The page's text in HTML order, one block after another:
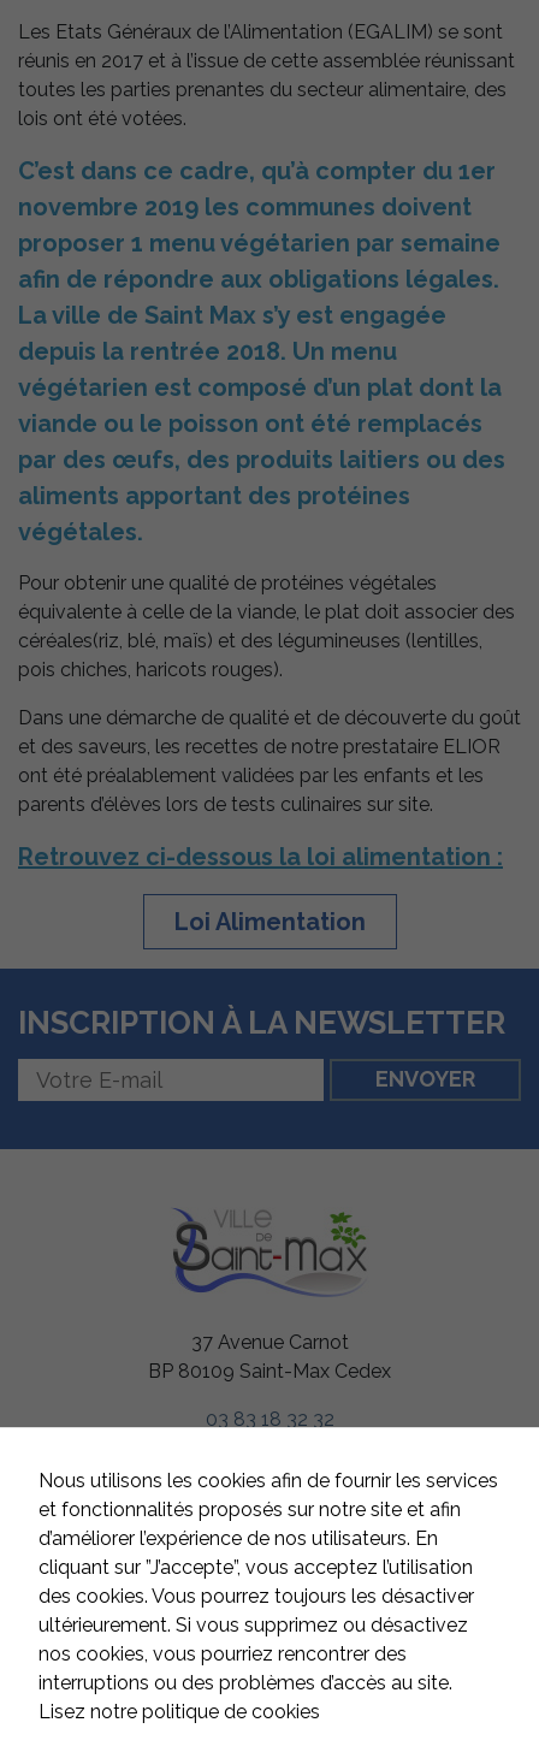
Les Etats Généraux de l’Alimentation (EGALIM) se sont
réunis en 2017 et à l’issue de cette assemblée réunissant
toutes les parties prenantes du secteur alimentaire, des
lois ont été votées.
C’est dans ce cadre, qu’à compter du 1er
novembre 2019 les communes doivent
proposer 1 menu végétarien par semaine
afin de répondre aux obligations légales.
La ville de Saint Max s’y est engagée
depuis la rentrée 2018. Un menu
végétarien est composé d’un plat dont la
viande ou le poisson ont été remplacés
par des œufs, des produits laitiers ou des
aliments apportant des protéines
végétales.
Pour obtenir une qualité de protéines végétales
équivalente à celle de la viande, le plat doit associer des
céréales(riz, blé, maïs) et des légumineuses (lentilles,
pois chiches, haricots rouges).
Dans une démarche de qualité et de découverte du goût
et des saveurs, les recettes de notre prestataire ELIOR
ont été préalablement validées par les enfants et les
parents d’élèves lors de tests culinaires sur site.
Retrouvez ci-dessous la loi alimentation :
Loi Alimentation
INSCRIPTION À LA NEWSLETTER
37 Avenue Carnot
BP 80109 Saint-Max Cedex
03 83 18 32 32
HORAIRES
Du lundi au jeudi
de 8h à 12h et de 13h à 17h
Le vendredi
de 8h à 12h et de 13h à 16h
Samedi et dimanche
fermé
CONTACT
Nous utilisons les cookies afin de fournir les services
et fonctionnalités proposés sur notre site et afin
d’améliorer l’expérience de nos utilisateurs. En
cliquant sur ”J’accepte”, vous acceptez l’utilisation
des cookies. Vous pourrez toujours les désactiver
ultérieurement. Si vous supprimez ou désactivez
nos cookies, vous pourriez rencontrer des
interruptions ou des problèmes d’accès au site.
Lisez notre politique de cookies
optimale. Les
cookies
utilisés
regroupent les
plateformes
que YouTube.